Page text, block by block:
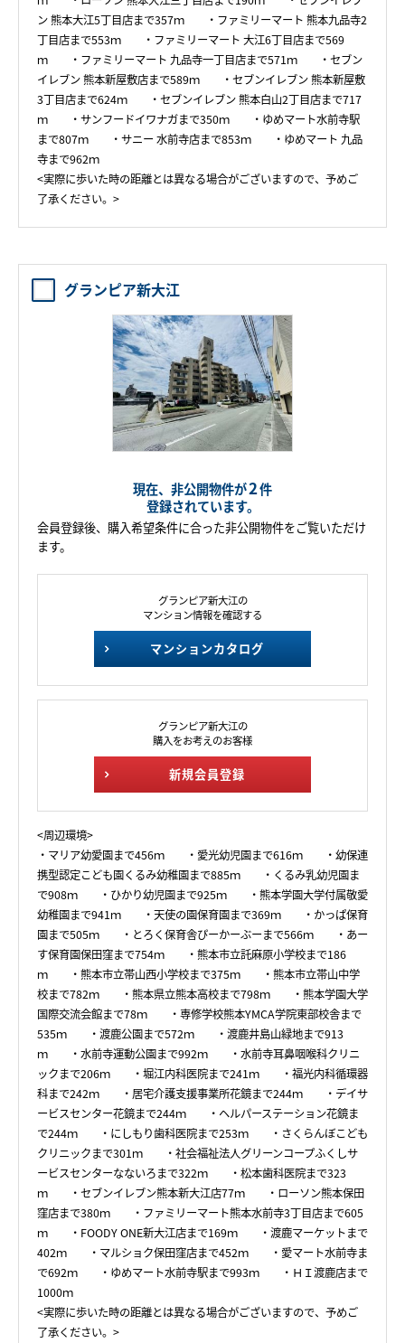
ン 熊本大江5丁目店まで357ｍ ・ファミリーマート 熊本九品寺2
丁目店まで553ｍ ・ファミリーマート 大江6丁目店まで569
ｍ ・ファミリーマート 九品寺一丁目店まで571ｍ ・セブン
イレブン 熊本新屋敷店まで589ｍ ・セブンイレブン 熊本新屋敷
3丁目店まで624ｍ ・セブンイレブン 熊本白山2丁目店まで717
ｍ ・サンフードイワナガまで350ｍ ・ゆめマート水前寺駅
まで807ｍ ・サニー 水前寺店まで853ｍ ・ゆめマート 九品
寺まで962ｍ
<実際に歩いた時の距離とは異なる場合がございますので、予めご
了承ください。>
グランピア新大江
現在、非公開物件が2件
登録されています。
会員登録後、購入希望条件に合った非公開物件をご覧いただけ
ます。
グランピア新大江の
マンション情報を確認する
マンションカタログ
グランピア新大江の
購入をお考えのお客様
新規会員登録
<周辺環境>
・マリア幼愛園まで456ｍ ・愛光幼児園まで616ｍ ・幼保連
携型認定こども園くるみ幼稚園まで885ｍ ・くるみ乳幼児園ま
で908ｍ ・ひかり幼児園まで925ｍ ・熊本学園大学付属敬愛
幼稚園まで941ｍ ・天使の園保育園まで369ｍ ・かっぱ保育
園まで505ｍ ・とろく保育舎ぴーかーぶーまで566ｍ ・あー
す保育園保田窪まで754ｍ ・熊本市立託麻原小学校まで186
ｍ ・熊本市立帯山西小学校まで375ｍ ・熊本市立帯山中学
校まで782ｍ ・熊本県立熊本高校まで798ｍ ・熊本学園大学
国際交流会館まで78ｍ ・専修学校熊本YMCA学院東部校舎まで
535ｍ ・渡鹿公園まで572ｍ ・渡鹿井島山緑地まで913
ｍ ・水前寺運動公園まで992ｍ ・水前寺耳鼻咽喉科クリニ
ックまで206ｍ ・堀江内科医院まで241ｍ ・福光内科循環器
科まで242ｍ ・居宅介護支援事業所花鏡まで244ｍ ・デイサ
ービスセンター花鏡まで244ｍ ・ヘルパーステーション花鏡ま
で244ｍ ・にしもり歯科医院まで253ｍ ・さくらんぼこども
クリニックまで301ｍ ・社会福祉法人グリーンコープふくしサ
ービスセンターなないろまで322ｍ ・松本歯科医院まで323
ｍ ・セブンイレブン熊本新大江店77ｍ ・ローソン熊本保田
窪店まで380ｍ ・ファミリーマート熊本水前寺3丁目店まで605
ｍ ・FOODY ONE新大江店まで169ｍ ・渡鹿マーケットまで
402ｍ ・マルショク保田窪店まで452ｍ ・愛マート水前寺ま
で692ｍ ・ゆめマート水前寺駅まで993ｍ ・ＨＩ渡鹿店まで
1000ｍ
<実際に歩いた時の距離とは異なる場合がございますので、予めご
了承ください。>